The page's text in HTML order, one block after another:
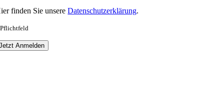
finden Sie unsereDatenschutzerklärung.
Anmelden